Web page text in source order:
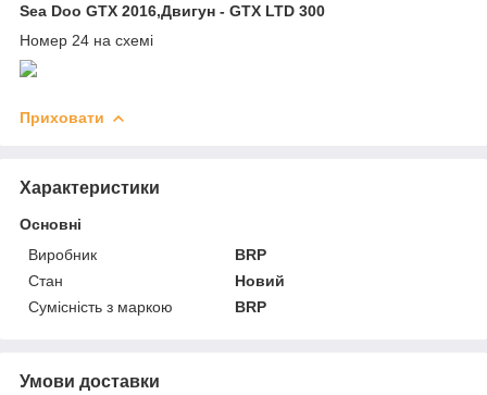
Sea Doo GTX 2016,Двигун - GTX LTD 300
Номер 24 на схемі
Приховати
Характеристики
Основні
Виробник
BRP
Стан
Новий
Сумісність з маркою
BRP
Умови доставки